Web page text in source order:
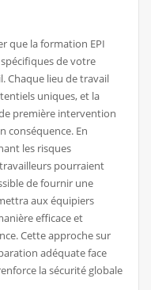
que la formation EPI
de votre
Chaque lieu de travail
uniques, et la
première intervention
conséquence. En
les risques
pourraient
de fournir une
aux équipiers
efficace et
Cette approche sur
adéquate face
la sécurité globale